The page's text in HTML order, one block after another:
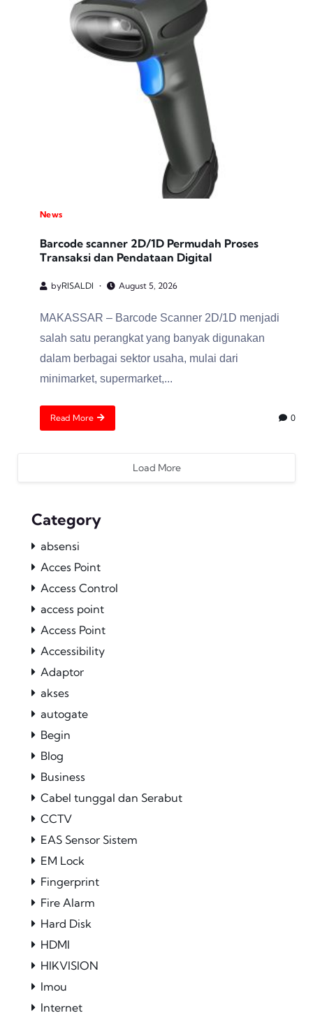
News
Barcode scanner 2D/1D Permudah Proses
Transaksi dan Pendataan Digital
byRISALDI August 5, 2026
MAKASSAR – Barcode Scanner 2D/1D menjadi
salah satu perangkat yang banyak digunakan
dalam berbagai sektor usaha, mulai dari
minimarket, supermarket,...
Read More 0
Load More
Category
absensi
Acces Point
Access Control
access point
Access Point
Accessibility
Adaptor
akses
autogate
Begin
Blog
Business
Cabel tunggal dan Serabut
CCTV
EAS Sensor Sistem
EM Lock
Fingerprint
Fire Alarm
Hard Disk
HDMI
HIKVISION
Imou
Internet